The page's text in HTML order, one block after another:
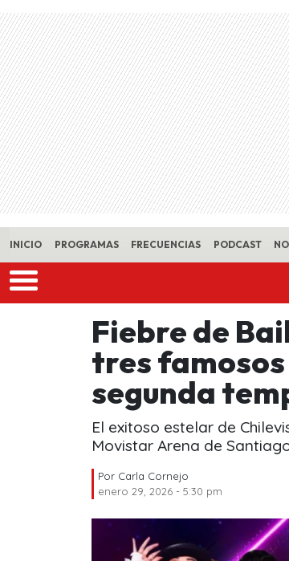
Skip to main content
INICIO PROGRAMAS FRECUENCIAS PODCAST
Fiebre de
tres
segunda
El exitoso estelar de
Movistar Arena de
Por Carla Cornejo
enero 29, 2026 - 5:30 pm